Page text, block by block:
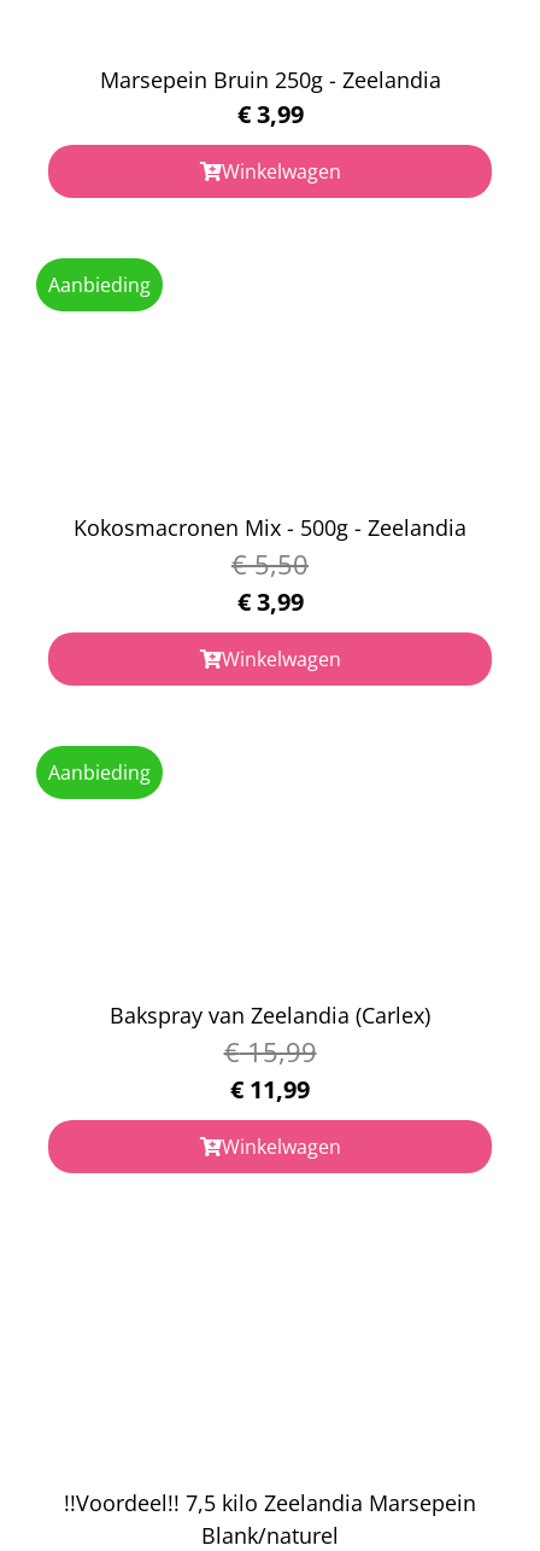
Marsepein Bruin 250g - Zeelandia
€3,99
Winkelwagen
Aanbieding
Kokosmacronen Mix - 500g - Zeelandia
€5,50
€3,99
Winkelwagen
Aanbieding
Bakspray van Zeelandia (Carlex)
€15,99
€ 11,99
Winkelwagen
!!Voordeel!! 7,5 kilo Zeelandia Marsepein
Blank/naturel